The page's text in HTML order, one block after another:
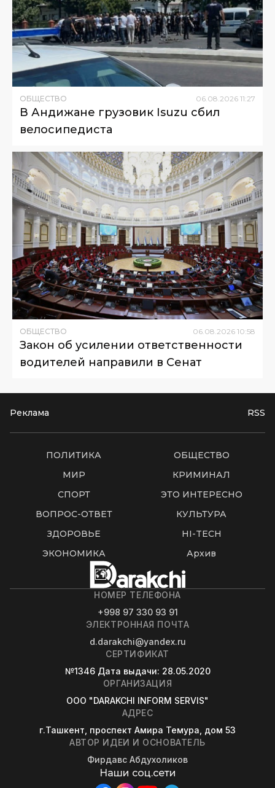
ОБЩЕСТВО 06.08.2026 11:27
В Андижане грузовик Isuzu сбил
велосипедиста
ОБЩЕСТВО 06 08 2026 10:58
Закон об усилении ответственности
водителей направили в Сенат
Реклама RSS
ПОЛИТИКА
ОБЩЕСТВО
МИР
КРИМИНАЛ
СПОРТ
ЭТО ИНТЕРЕСНО
ВОПРОС-ОТВЕТ
КУЛЬТУРА
ЗДОРОВЬЕ
HI-TECH
ЭКОНОМИКА
Архив
НОМЕР ТЕЛЕФОНА
+998 97 330 93 91
ЭЛЕКТРОННАЯ ПОЧТА
d.darakchi@yandex.ru
СЕРТИФИКАТ
№1346 Дата выдачи: 28.05.2020
ОРГАНИЗАЦИЯ
OOO "DARAKCHI INFORM SERVIS"
АДРЕС
г.Ташкент, проспект Амира Темура, дом 53
АВТОР ИДЕИ И ОСНОВАТЕЛЬ
Фирдавс Абдухоликов
Наши соц.сети